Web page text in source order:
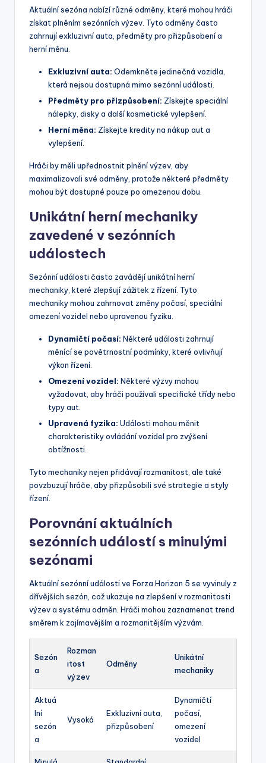
Aktuální sezóna nabízí různé odměny, které mohou hráči
získat plněním sezónních výzev. Tyto odměny často
zahrnují exkluzivní auta, předměty pro přizpůsobení a
herní měnu.
Exkluzivní auta: Odemkněte jedinečná vozidla,
která nejsou dostupná mimo sezónní události.
Předměty pro přizpůsobení: Získejte speciální
nálepky, disky a další kosmetické vylepšení.
Herní měna: Získejte kredity na nákup aut a
vylepšení.
Hráči by měli upřednostnit plnění výzev, aby
maximalizovali své odměny, protože některé předměty
mohou být dostupné pouze po omezenou dobu.
Unikátní herní mechaniky
zavedené v sezónních
událostech
Sezónní události často zavádějí unikátní herní
mechaniky, které zlepšují zážitek z řízení. Tyto
mechaniky mohou zahrnovat změny počasí, speciální
omezení vozidel nebo upravenou fyziku.
Dynamičtí počasí: Některé události zahrnují
měnící se povětrnostní podmínky, které ovlivňují
výkon řízení.
Omezení vozidel: Některé výzvy mohou
vyžadovat, aby hráči používali specifické třídy nebo
typy aut.
Upravená fyzika: Události mohou měnit
charakteristiky ovládání vozidel pro zvýšení
obtížnosti.
Tyto mechaniky nejen přidávají rozmanitost, ale také
povzbuzují hráče, aby přizpůsobili své strategie a styly
řízení.
Porovnání aktuálních
sezónních událostí s minulými
sezónami
Aktuální sezónní události ve Forza Horizon 5 se vyvinuly z
dřívějších sezón, což ukazuje na zlepšení v rozmanitosti
výzev a systému odměn. Hráči mohou zaznamenat trend
směrem k zajímavějším a rozmanitějším výzvám.
Sezón
a
Rozman
itost
výzev
Odměny
Unikátní
mechaniky
Aktuá
lní
sezón
a
Vysoká
Exkluzivní auta,
přizpůsobení
Dynamičtí
počasí,
omezení
vozidel